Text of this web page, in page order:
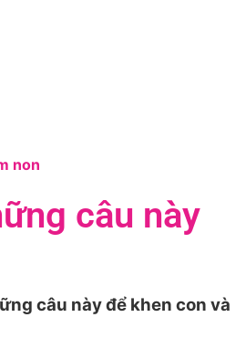
câu này
câu này để khen con và